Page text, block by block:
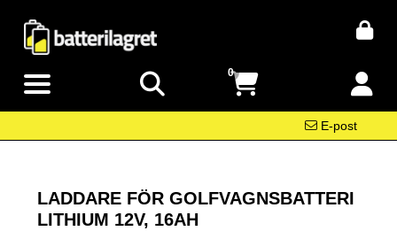
0
E-post
LADDARE FÖR GOLFVAGNSBATTERI
LITHIUM 12V, 16AH